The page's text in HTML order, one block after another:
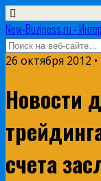
New-Buziness.ru -
26 октября 2012
Новости
счета